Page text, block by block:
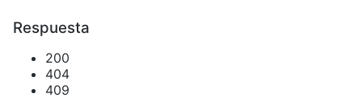
Respuesta
200
404
409